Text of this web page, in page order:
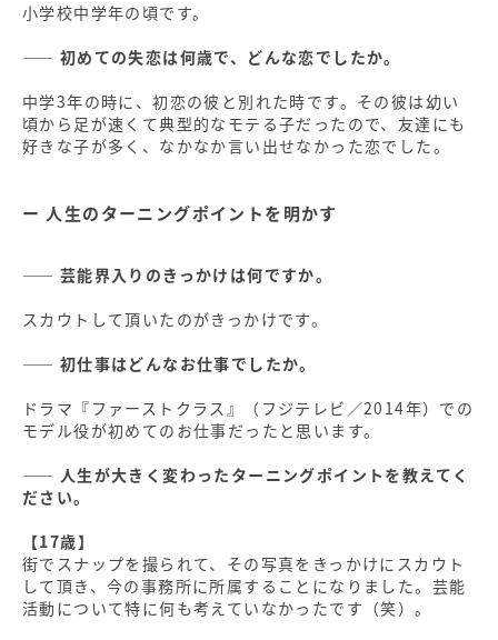
小学校中学年の頃です。
―― 初めての失恋は何歳で、どんな恋でしたか。
中学3年の時に、初恋の彼と別れた時です。その彼は幼い
頃から足が速くて典型的なモテる子だったので、友達にも
好きな子が多く、なかなか言い出せなかった恋でした。
人生のターニングポイントを明かす
―― 芸能界入りのきっかけは何ですか。
スカウトして頂いたのがきっかけです。
―― 初仕事はどんなお仕事でしたか。
ドラマ『ファーストクラス』（フジテレビ／2014年）での
モデル役が初めてのお仕事だったと思います。
―― 人生が大きく変わったターニングポイントを教えてく
ださい。
【17歳】
街でスナップを撮られて、その写真をきっかけにスカウト
して頂き、今の事務所に所属することになりました。芸能
活動について特に何も考えていなかったです（笑）。